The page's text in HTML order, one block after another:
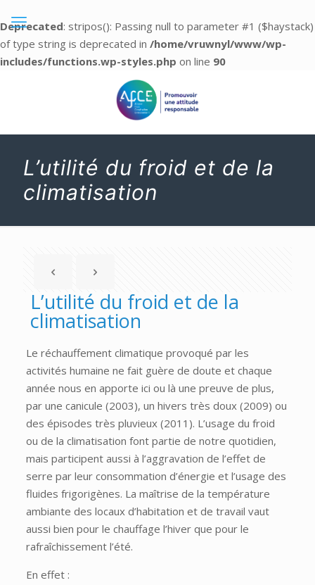
Deprecated: stripos(): Passing null to parameter #1 ($haystack)
of type string is deprecated in /home/vruwnyl/www/wp-
includes/functions.wp-styles.php on line 90
L’utilité du froid et de la
climatisation
L’utilité du froid et de la
climatisation
Le réchauffement climatique provoqué par les
activités humaine ne fait guère de doute et chaque
année nous en apporte ici ou là une preuve de plus,
par une canicule (2003), un hivers très doux (2009) ou
des épisodes très pluvieux (2011). L’usage du froid
ou de la climatisation font partie de notre quotidien,
mais participent aussi à l’aggravation de l’effet de
serre par leur consommation d’énergie et l’usage des
fluides frigorigènes. La maîtrise de la température
ambiante des locaux d’habitation et de travail vaut
aussi bien pour le chauffage l’hiver que pour le
rafraîchissement l’été.
En effet :